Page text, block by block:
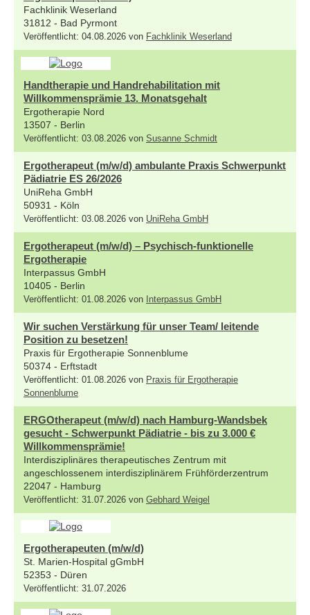
Fachklinik Weserland
31812 - Bad Pyrmont
Veröffentlicht: 04.08.2026 von Fachklinik Weserland
Handtherapie und Handrehabilitation mit
Willkommensprämie 13. Monatsgehalt
Ergotherapie Nord
13507 - Berlin
Veröffentlicht: 03.08.2026 von Susanne Schmidt
Ergotherapeut (m/w/d) ambulante Praxis Schwerpunkt
Pädiatrie ES 26/2026
UniReha GmbH
50931 - Köln
Veröffentlicht: 03.08.2026 von UniReha GmbH
Ergotherapeut (m/w/d) – Psychisch-funktionelle
Ergotherapie
Interpassus GmbH
10405 - Berlin
Veröffentlicht: 01.08.2026 von Interpassus GmbH
Wir suchen Verstärkung für unser Team/ leitende
Position zu besetzen!
Praxis für Ergotherapie Sonnenblume
50374 - Erftstadt
Veröffentlicht: 01.08.2026 von Praxis für Ergotherapie
Sonnenblume
ERGOtherapeut (m/w/d) nach Hamburg-Wandsbek
gesucht - Schwerpunkt Pädiatrie - bis zu 3.000 €
Willkommensprämie!
Interdisziplinäres therapeutisches Zentrum mit
angeschlossenem interdisziplinärem Frühförderzentrum
22047 - Hamburg
Veröffentlicht: 31.07.2026 von Gebhard Weigel
Ergotherapeuten (m/w/d)
St. Marien-Hospital gGmbH
52353 - Düren
Veröffentlicht: 31.07.2026